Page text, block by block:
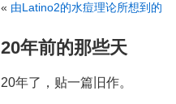
« 由Latino2的水痘理论所想到的
20年前的那些天
20年了，贴一篇旧作。